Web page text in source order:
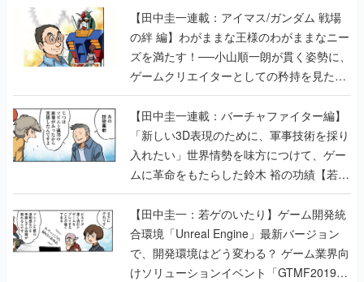
【田中圭一連載：アイマス/ガンダム 戦場
の絆 編】わがままな王様のわがままなニー
ズを満たす！──小山順一朗が貫く姿勢に、
ゲームクリエイターとしての矜持を見た
【若ゲのいたり最終回】
【田中圭一連載：バーチャファイター編】
「新しい3D表現のために、軍事技術を採り
入れたい」世界情勢を味方につけて、ゲー
ムに革命をもたらした鈴木 裕の功績【若ゲ
のいたり】
【田中圭一：若ゲのいたり】ゲーム開発統
合環境「Unreal Engine」最新バージョン
で、開発環境はどう変わる？ ゲーム業界向
けソリューションイベント「GTMF2019」